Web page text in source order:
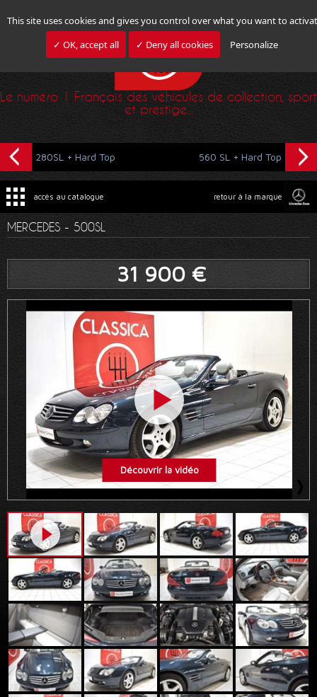
This site uses cookies and gives you control over what you want to
✓ OK, accept all
✓ Deny all cookies Personalize
Le numéro 1 Français des véhicules de collection, sport
et prestige...
280SL + Hard Top
accès au catalogue retour à la marque
560 SL + Hard Top
MERCEDES - 500SL
31 900 €
Découvrir la vidéo